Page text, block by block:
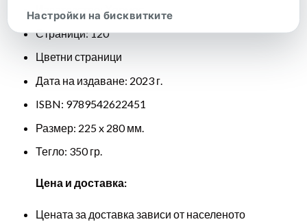
Издателство
: Хермес
Страници: 120
Цветни страници
Дата на издаване: 2023 г.
ISBN: 9789542622451
Размер: 225 x 280 мм.
Тегло: 350 гр.
Цена и доставка:
Цената за доставка зависи от населеното
Настройки на бисквитките